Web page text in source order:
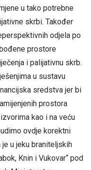
u tako potrebne
skrbi. Također
odjela po
prostore
i palijativnu skrb.
u sustavu
sredstva jer bi
prostora
kao i na veću
ovdje korektni
u jeku braniteljskih
Knin i Vukovar“ pod